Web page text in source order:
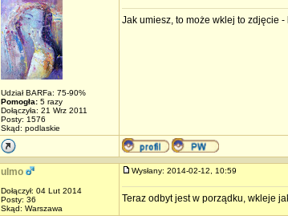
Udział BARFa: 75-90%
Pomogła: 5 razy
Dołączyła: 21 Wrz 2011
Posty: 1576
Skąd: podlaskie
Jak umiesz, to może wklej to zdjęcie
ulmo
Dołączył: 04 Lut 2014
Posty: 36
Skąd: Warszawa
Wysłany: 2014-02-12, 10:59
Teraz odbyt jest w porządku, wkleje